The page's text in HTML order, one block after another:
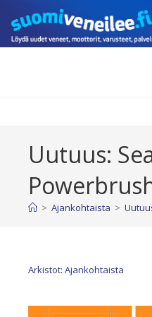
suoraan
sisältöön
Uutuus:
> Ajankohtaista >
Arkistot: Ajankohtaista